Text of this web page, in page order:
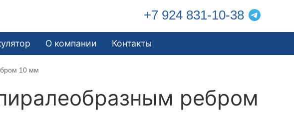
+7 924 831-10-38
О компании Контакты
10 мм
ребром